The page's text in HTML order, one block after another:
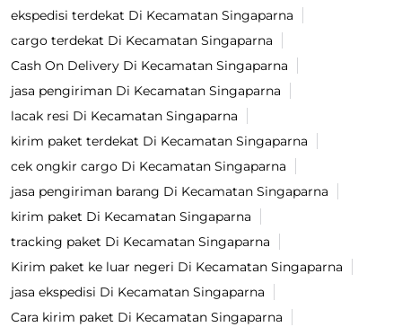
ekspedisi terdekat Di Kecamatan Singaparna
cargo terdekat Di Kecamatan Singaparna
Cash On Delivery Di Kecamatan Singaparna
jasa pengiriman Di Kecamatan Singaparna
lacak resi Di Kecamatan Singaparna
kirim paket terdekat Di Kecamatan Singaparna
cek ongkir cargo Di Kecamatan Singaparna
jasa pengiriman barang Di Kecamatan Singaparna
kirim paket Di Kecamatan Singaparna
tracking paket Di Kecamatan Singaparna
Kirim paket ke luar negeri Di Kecamatan Singaparna
jasa ekspedisi Di Kecamatan Singaparna
Cara kirim paket Di Kecamatan Singaparna